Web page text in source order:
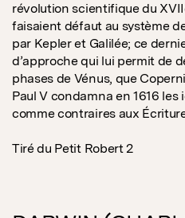
révolution scientifique du
faisaient défaut au système
par Kepler et Galilée; ce
d’approche qui lui permit de
phases de Vénus, que
Paul V condamna en 1616
comme contraires aux
Tiré du Petit Robert 2